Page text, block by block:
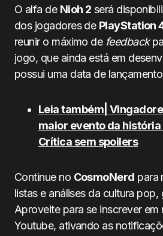
O alfa de Nioh 2 será
dos jogadores de PlayStation
reunir o máximo de feedback
jogo, que ainda está em
possui uma data de
Leia também|
maior evento da história
Crítica sem spoilers
Continue no CosmoNerd para
listas e análises da cultura pop,
Aproveite para se inscrever em
Youtube, ativando as